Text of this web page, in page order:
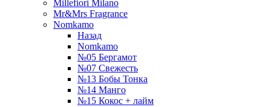
Millefiori Milano
Mr&Mrs Fragrance
Nomkamo
Назад
Nomkamo
№05 Бергамот
№07 Свежесть
№13 Бобы Тонка
№14 Манго
№15 Кокос + лайм